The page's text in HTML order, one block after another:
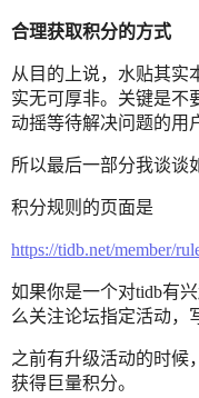
合理获取积分的方式
从目的上说，水贴其实
实无可厚非。关键是不
动摇等待解决问题的用
所以最后一部分我谈谈
积分规则的页面是
https://tidb.net/member/
如果你是一个对tidb有
么关注论坛指定活动，
之前有升级活动的时候
获得巨量积分。